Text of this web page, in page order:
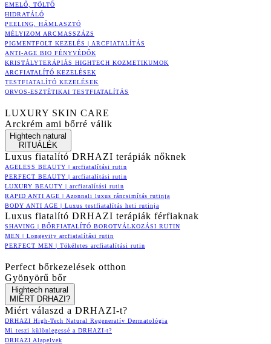
EMELŐ, TÖLTŐ
HIDRATÁLÓ
PEELING, HÁMLASZTÓ
MÉLYIZOM ARCMASSZÁZS
PIGMENTFOLT KEZELÉS | ARCFIATALÍTÁS
ANTI-AGE BIO FÉNYVÉDŐK
KRISTÁLYTERÁPIÁS HIGHTECH KOZMETIKUMOK
ARCFIATALÍTÓ KEZELÉSEK
TESTFIATALÍTÓ KEZELÉSEK
ORVOS-ESZTÉTIKAI TESTFIATALÍTÁS
LUXURY SKIN CARE
Arckrém ami bőrré válik
Hightech natural
RITUÁLÉK
Luxus fiatalító DRHAZI terápiák nőknek
AGELESS BEAUTY | arcfiatalítási rutin
PERFECT BEAUTY | arcfiatalítási rutin
LUXURY BEAUTY | arcfiatalítási rutin
RAPID ANTI AGE | Azonnali luxus ráncsimítás rutinja
BODY ANTI AGE | Luxus testfiatalítás heti rutinja
Luxus fiatalító DRHAZI terápiák férfiaknak
SHAVING | BŐRFIATALÍTÓ BOROTVÁLKOZÁSI RUTIN
MEN | Longevity arcfiatalítási rutin
PERFECT MEN | Tökéletes arcfiatalítási rutin
Perfect bőrkezelések otthon
Gyönyörű bőr
Hightech natural
MIÉRT DRHAZI?
Miért válaszd a DRHAZI-t?
DRHAZI High-Tech Natural Regeneratív Dermatológia
Mi teszi különlegessé a DRHAZI-t?
DRHAZI Alapelvek